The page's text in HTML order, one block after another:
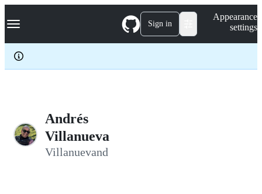
k
p
c
Navigation Menu Sign in
Appearance
settings
Andrés
Villanueva
Villanuevand